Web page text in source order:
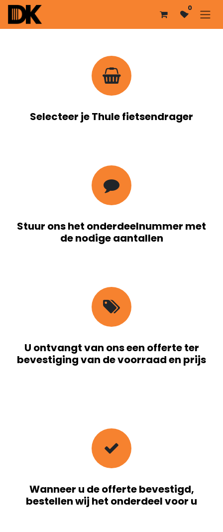
Overslaan naar inhoud 0
Selecteer je Thule fietsendrager
Stuur ons het onderdeelnummer met
de nodige aantallen
U ontvangt van ons een offerte ter
bevestiging van de voorraad en prijs
Wanneer u de offerte bevestigd,
bestellen wij het onderdeel voor u